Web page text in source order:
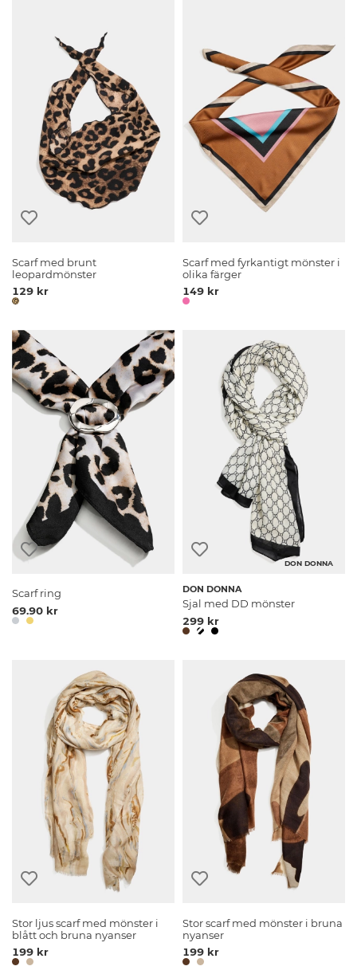
Scarf med brunt
leopardmönster
129 kr
Scarf med fyrkantigt mönster i
olika färger
149 kr
Scarf ring
69.90 kr
DON DONNA
DON DONNA
Sjal med DD mönster
299 kr
Stor ljus scarf med mönster i
blått och bruna nyanser
199 kr
Stor scarf med mönster i bruna
nyanser
199 kr